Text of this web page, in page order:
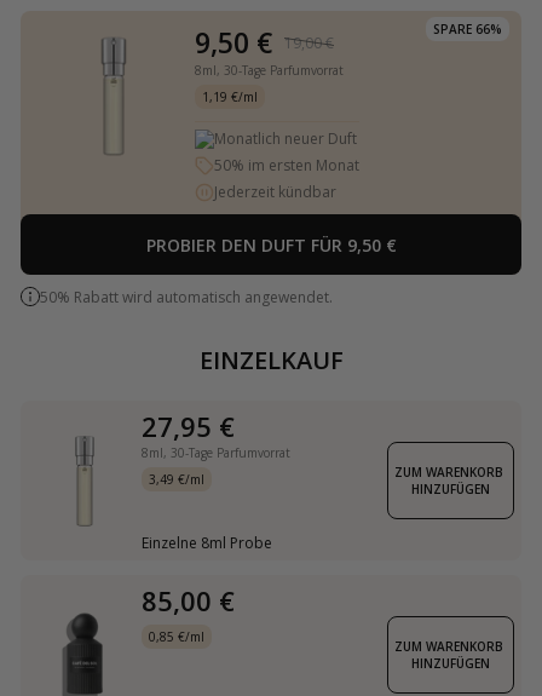
SPARE 66%
9,50 € 19,00 €
8ml, 30-Tage Parfumvorrat
1,19 €/ml
Monatlich neuer Duft
50% im ersten Monat
Jederzeit kündbar
PROBIER DEN DUFT FÜR 9,50 €
50% Rabatt wird automatisch angewendet.
EINZELKAUF
27,95 €
8ml, 30-Tage Parfumvorrat
3,49 €/ml
Einzelne 8ml Probe
ZUM WARENKORB
HINZUFÜGEN
85,00 €
0,85 €/ml
ZUM WARENKORB
HINZUFÜGEN